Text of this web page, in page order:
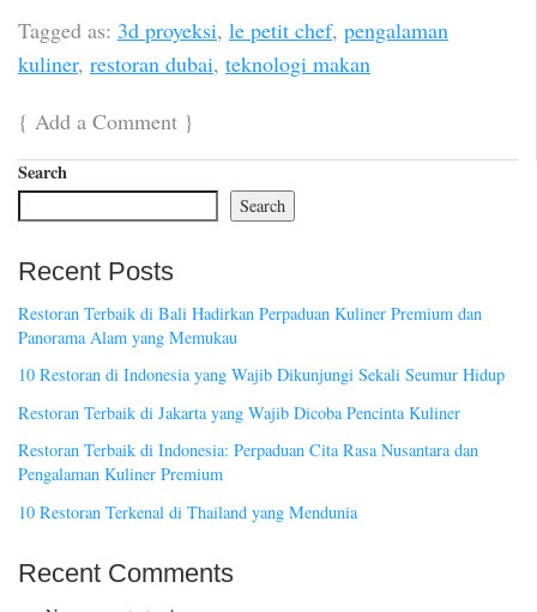
Tagged as: 3d proyeksi, le petit chef, pengalaman
kuliner, restoran dubai, teknologi makan
{ Add a Comment }
Search
Search
Recent Posts
Restoran Terbaik di Bali Hadirkan Perpaduan Kuliner Premium dan
Panorama Alam yang Memukau
10 Restoran di Indonesia yang Wajib Dikunjungi Sekali Seumur Hidup
Restoran Terbaik di Jakarta yang Wajib Dicoba Pencinta Kuliner
Restoran Terbaik di Indonesia: Perpaduan Cita Rasa Nusantara dan
Pengalaman Kuliner Premium
10 Restoran Terkenal di Thailand yang Mendunia
Recent Comments